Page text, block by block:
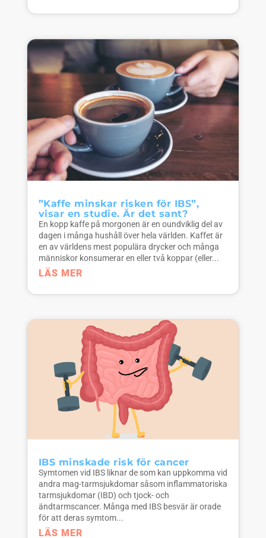
”Kaffe minskar risken för IBS”,
visar en studie. Är det sant?
En kopp kaffe på morgonen är en oundviklig del av
dagen i många hushåll över hela världen. Kaffet är
en av världens mest populära drycker och många
människor konsumerar en eller två koppar (eller...
LÄS MER
IBS minskade risk för cancer
Symtomen vid IBS liknar de som kan uppkomma vid
andra mag-tarmsjukdomar såsom inflammatoriska
tarmsjukdomar (IBD) och tjock- och
ändtarmscancer. Många med IBS besvär är orade
för att deras symtom...
LÄS MER